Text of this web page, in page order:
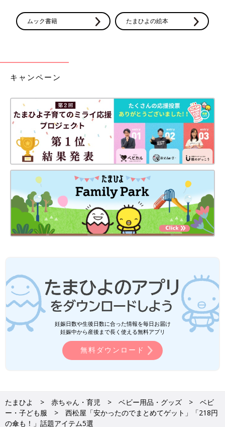
ムック書籍 たまひよの絵本
キャンペーン
妊娠日数や生後日数に合った情報を毎日お届け
妊娠中から産後まで長く使える無料アプリ
無料ダウンロード
たまひよ 赤ちゃん・育児 ベビー用品・グッズ
ベビ
ー・子ども服
西松屋「安かったのでまとめてゲット」「218円
の傘も！」話題アイテム5選